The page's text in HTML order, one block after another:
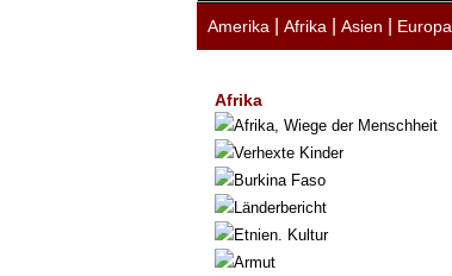
Amerika Afrika Asien Europa
Afrika
Afrika, Wiege der Menschheit
Verhexte Kinder
Burkina Faso
Länderbericht
Etnien. Kultur
Armut